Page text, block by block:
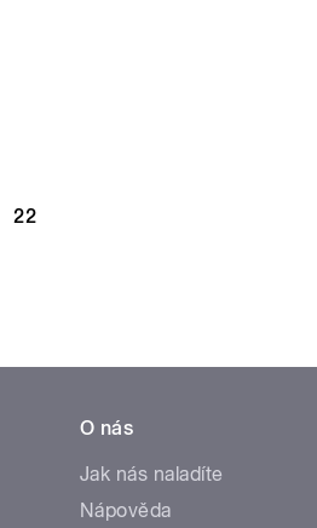
22
O nás
Jak nás naladíte
Nápověda